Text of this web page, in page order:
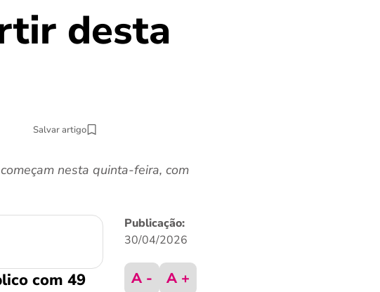
desta
Salvar artigo
nesta quinta-feira, com
com 49
Publicação:
30/04/2026
A - A +